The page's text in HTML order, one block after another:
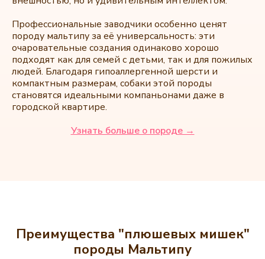
Профессиональные заводчики особенно ценят
породу мальтипу за её универсальность: эти
очаровательные создания одинаково хорошо
подходят как для семей с детьми, так и для пожилых
людей. Благодаря гипоаллергенной шерсти и
компактным размерам, собаки этой породы
становятся идеальными компаньонами даже в
городской квартире.
Узнать больше о породе →
Преимущества "плюшевых мишек"
породы Мальтипу